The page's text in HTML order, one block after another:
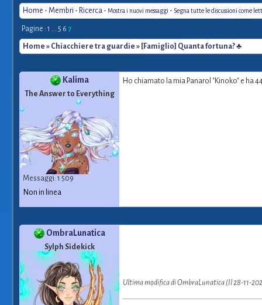
Home - Membri - Ricerca - Mostra i nuovi messaggi - Segna tutte le discussioni come
Pagine : 1 ... 5 6 7
Home » Chiacchiere tra guardie » [Famiglio] Quanta fortuna? ♣
Kalima
The Answer to Everything
Messaggi: 1 509
Ho chiamato la mia Panarol "Kinoko" e ha
Non in linea
OmbraLunatica
Sylph Sidekick
Ultima modifica di OmbraLunatica (Il 28-11-